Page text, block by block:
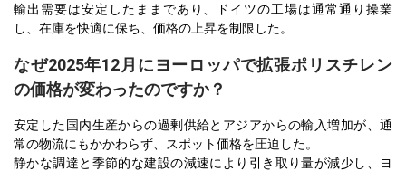
輸出需要は安定したままであり、ドイツの工場は通常通り操業
し、在庫を快適に保ち、価格の上昇を制限した。
なぜ2025年12月にヨーロッパで拡張ポリスチレン
の価格が変わったのですか？
安定した国内生産からの過剰供給とアジアからの輸入増加が、通
常の物流にもかかわらず、スポット価格を圧迫した。
静かな調達と季節的な建設の減速により引き取り量が減少し、ヨ